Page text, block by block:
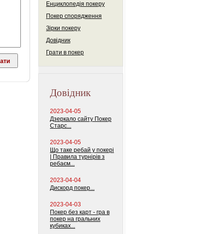
Енциклопедія покеру
Покер спорядження
Зірки покеру
Довідник
Грати в покер
Довідник
2023-04-05
Дзеркало сайту Покер
Старс...
2023-04-05
Що таке ребай у покері
| Правила турнірів з
ребаєм...
2023-04-04
Дискорд покер...
2023-04-03
Покер без карт - гра в
покер на гральних
кубиках...